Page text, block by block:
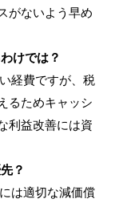
がないよう早め
けでは？
経費ですが、税
るためキャッシ
利益改善には資
？
は適切な減価償